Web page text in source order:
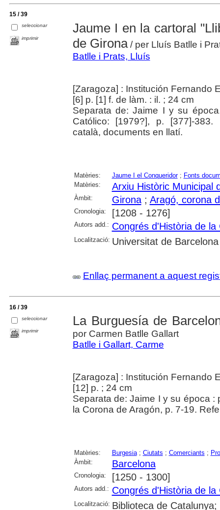
15 / 39
seleccionar
imprimir
Jaume I en la cartoral
de Girona/ per Lluís Batlle i
Batlle i Prats, Lluís
[Zaragoza] : Institución Fernando
[6] p. [1] f. de làm. : il. ; 24 cm
Separata de: Jaime I y su
Católico: [1979?], p. [377]-383.
català, documents en llatí.
Matèries: Jaume I el Conqueridor; Fonts
Matèries:
Arxiu Històric Municipal
Àmbit: Girona; Aragó, corona
Cronologia: [1208 - 1276]
Autors add.: Congrés d'Història de la
Localització: Universitat de Barcelona
Enllaç permanent a aquest
16 / 39
seleccionar
imprimir
La Burguesía de
por Carmen Batlle Gallart
Batlle i Gallart, Carme
[Zaragoza] : Institución Fernando
[12] p. ; 24 cm
Separata de: Jaime I y su época
la Corona de Aragón, p. 7-19.
Matèries: Burgesia; Ciutats ; Comerciants ;
Àmbit:
Barcelona
Cronologia: [1250 - 1300]
Autors add.: Congrés d'Història de la
Localització: Biblioteca de